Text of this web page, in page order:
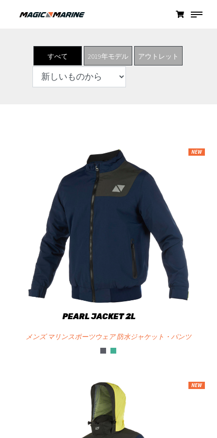
すべて 2019年モデル アウトレット
NEW
PEARL JACKET 2L
メンズ マリンスポーツウェア 防水ジャケット・パンツ
NEW